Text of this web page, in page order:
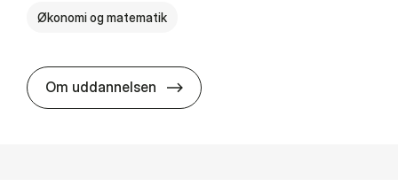
Økonomi og matematik
Om uddannelsen HA i mar­keds- og kul­tu­r­a­na­ly­se